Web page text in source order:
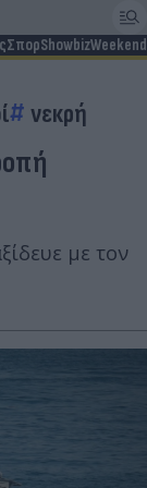
ΣπορShowbizWeekend
νεκρή
με τον